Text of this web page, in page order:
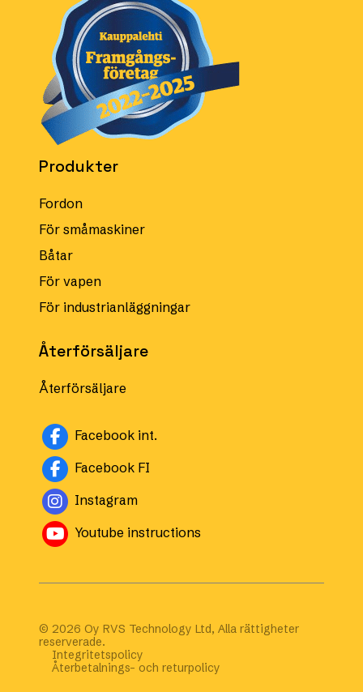
Produkter
Fordon
För småmaskiner
Båtar
För vapen
För industrianläggningar
Återförsäljare
Återförsäljare
Facebook int.
Facebook FI
Instagram
Youtube instructions
© 2026 Oy RVS Technology Ltd, Alla rättigheter
reserverade.
Integritetspolicy
Återbetalnings- och returpolicy